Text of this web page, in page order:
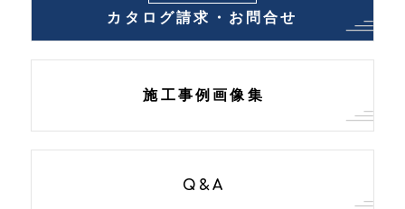
カタログ請求・お問合せ
施工事例画像集
Q&A